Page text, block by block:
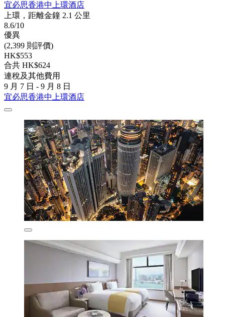
宜必思香港中上環酒店
上環，距離金鐘 2.1 公里
8.6/10
優異
(2,399 則評價)
HK$553
合共 HK$624
連稅及其他費用
9 月 7 日 - 9 月 8 日
宜必思香港中上環酒店